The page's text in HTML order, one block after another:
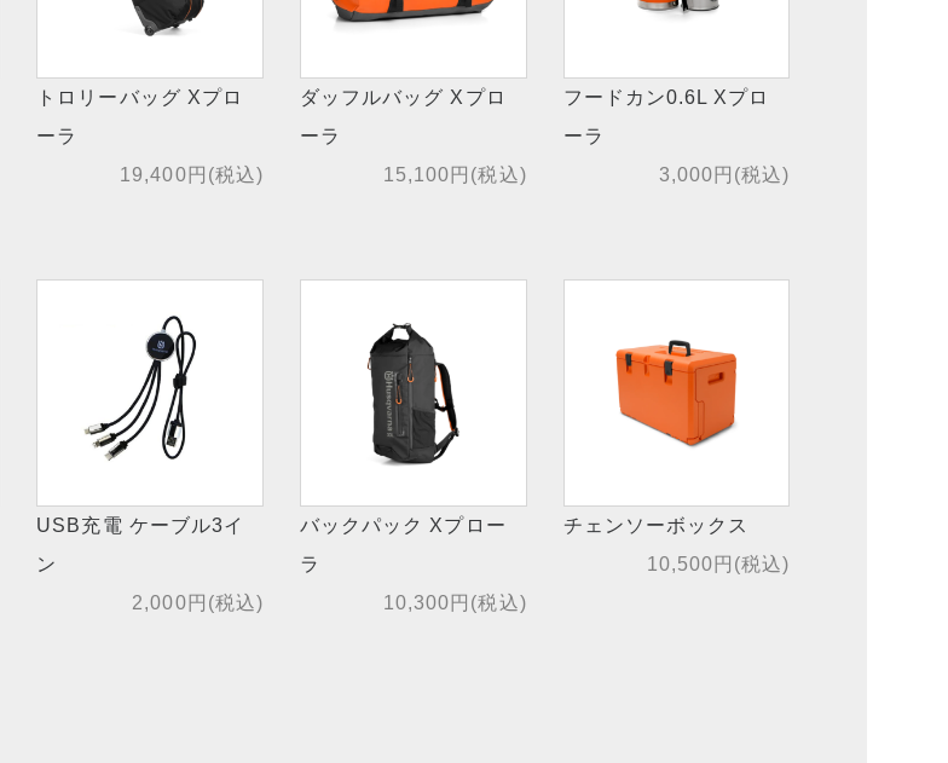
トロリーバッグ Xプロ
ーラ
19,400円(税込)
ダッフルバッグ Xプロ
ーラ
15,100円(税込)
フードカン0.6L Xプロ
ーラ
3,000円(税込)
USB充電 ケーブル3イ
ン
2,000円(税込)
バックパック Xプロー
ラ
10,300円(税込)
チェンソーボックス
10,500円(税込)